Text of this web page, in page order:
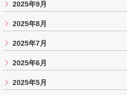
2025年9月
2025年8月
2025年7月
2025年6月
2025年5月